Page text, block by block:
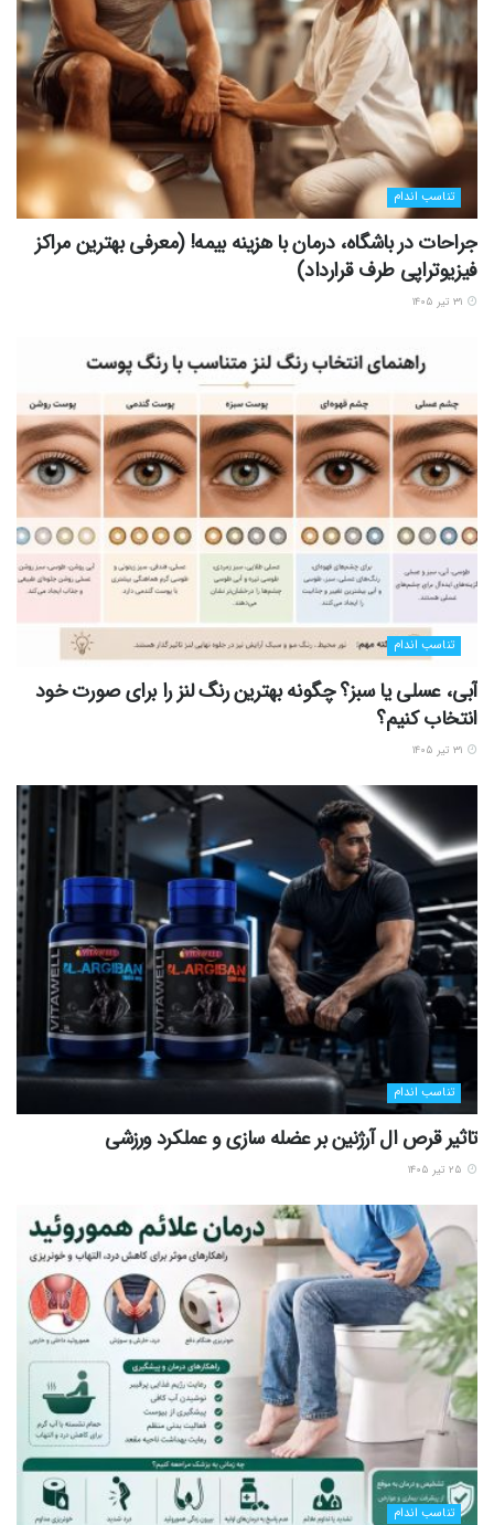
تناسب اندام
جراحات در باشگاه، درمان با هزینه بیمه! (معرفی بهترین مراکز
فیزیوتراپی طرف قرارداد)
تناسب اندام
آبی، عسلی یا سبز؟ چگونه بهترین رنگ لنز را برای صورت خود
انتخاب کنیم؟
تناسب اندام
تاثیر قرص ال آرژنین بر عضله سازی و عملکرد ورزشی
تناسب اندام